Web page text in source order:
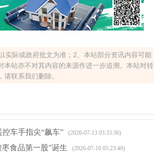
实际或政府批文为准；2、本站部分资讯内容可能
站亦不对其内容的来源作进一步追溯。本站对转
联系我们删除。
车手指尖“飙车” (2026-07-13 03:33:36)
食品第一股”诞生 (2026-07-10 05:23:40)